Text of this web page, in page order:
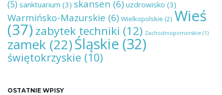
(5) sanktuarium (3) skansen (6) uzdrowisko (3)
Warmińsko-Mazurskie (6) Wielkopolskie (2) Wieś
(37)zabytek techniki (12) Zachodniopomorskie (1)
zamek (22)Śląskie (32)
świętokrzyskie (10)
OSTATNIE WPISY